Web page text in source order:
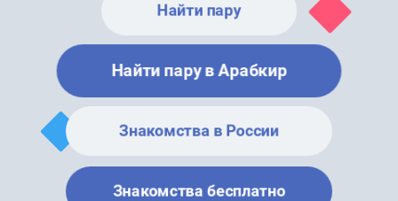
Найти пару
Найти пару в Арабкир
Знакомства в России
Знакомства бесплатно